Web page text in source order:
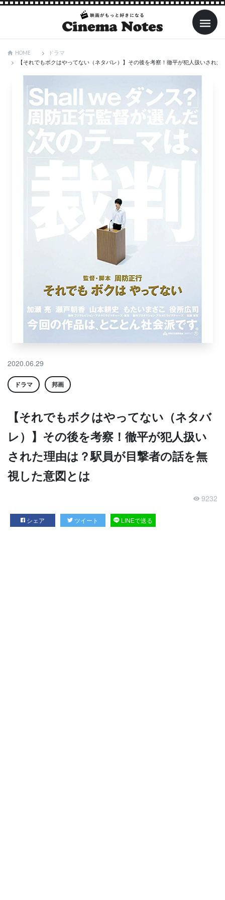
HOME
ドラマ
【それでもボクはやってない（ネタバレ）】その後を考察！徹平が犯人扱いされ
2020.06.29
ドラマ 邦画
【それでもボクはやってない（ネタバ
レ）】その後を考察！徹平が犯人扱い
された理由は？駅員が目撃者の話を無
視した意図とは
9232
シェア ツイート LINEで送る